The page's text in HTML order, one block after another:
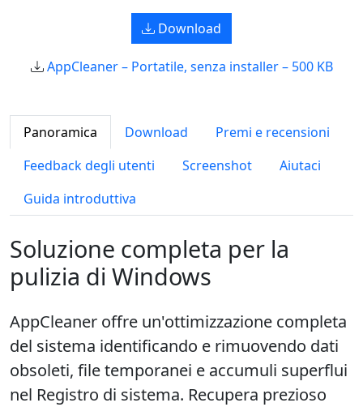
Download
AppCleaner – Portatile, senza installer – 500 KB
Panoramica Download
Premi e recensioni
Feedback degli utenti
Screenshot
Aiutaci
Guida introduttiva
Soluzione completa per la
pulizia di Windows
AppCleaner offre un'ottimizzazione completa
del sistema identificando e rimuovendo dati
obsoleti, file temporanei e accumuli superflui
nel Registro di sistema. Recupera prezioso